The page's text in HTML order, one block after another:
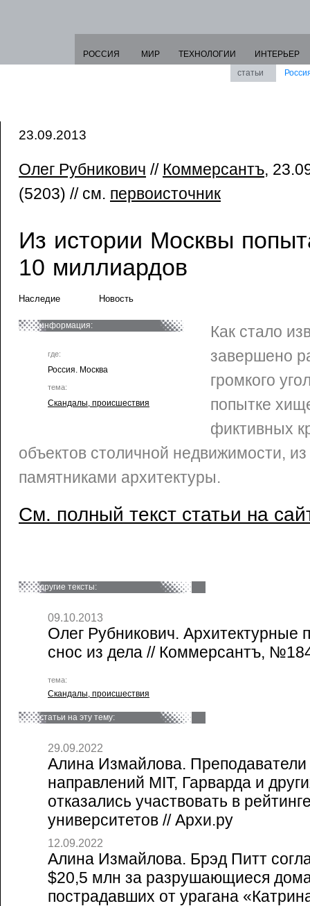
РОССИЯ МИР ТЕХНОЛОГИИ
ИНТЕРЬЕР
статьи
23.09.2013
Олег Рубникович // Коммерсантъ,
(5203) // см. первоисточник
Из истории Москвы
10 миллиардов
Наследие Новость
информация:
где:
Россия. Москва
тема:
Скандалы, происшествия
Как стало
завершено
громкого
попытке
фиктивных
объектов столичной недвижимости,
памятниками архитектуры.
См. полный текст статьи на
другие тексты:
09.10.2013
Олег Рубникович. Архитектурные
снос из дела // Коммерсантъ,
тема:
Скандалы, происшествия
статьи на эту тему:
29.09.2022
Алина Измайлова. Преподаватели
направлений MIT, Гарварда и
отказались участвовать в
университетов // Архи.ру
12.09.2022
Алина Измайлова. Брэд Питт
$20,5 млн за разрушающиеся
пострадавших от урагана